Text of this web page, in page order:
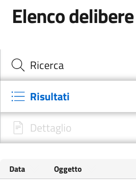
Elenco delibere
Cerca il documento e consulta il dettaglio
Ricerca
Risultati
Dettaglio
Data
Oggetto